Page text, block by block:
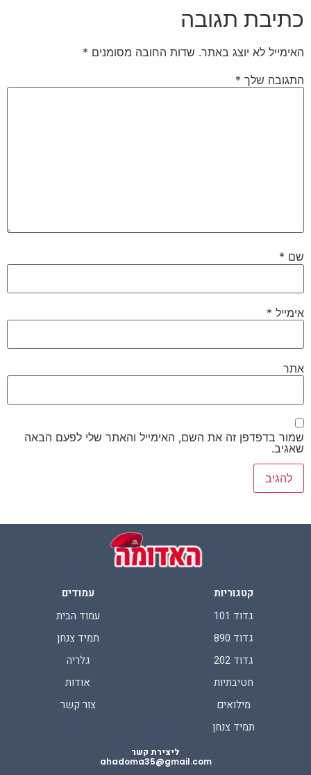
כתיבת תגובה
האימייל לא יוצג באתר. שדות החובה מסומנים *
התגובה שלך *
שם *
אימייל *
אתר
שמור בדפדפן זה את השם, האימייל והאתר שלי לפעם הבאה
שאגיב.
קטגוריות
גדוד 101
גדוד 890
גדוד 202
חטיבתיות
מילואים
תמיד צנחן
עמודים
עמוד הבית
תמיד צנחן
גלריה
אודות
צור קשר
ליצירת קשר
ahadoma35@gmail.com